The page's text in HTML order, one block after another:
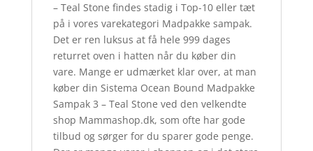
– Teal Stone findes stadig i Top-10 eller tæt
på i vores varekategori Madpakke sampak.
Det er ren luksus at få hele 999 dages
returret oven i hatten når du køber din
vare. Mange er udmærket klar over, at man
køber din Sistema Ocean Bound Madpakke
Sampak 3 – Teal Stone ved den velkendte
shop Mammashop.dk, som ofte har gode
tilbud og sørger for du sparer gode penge.